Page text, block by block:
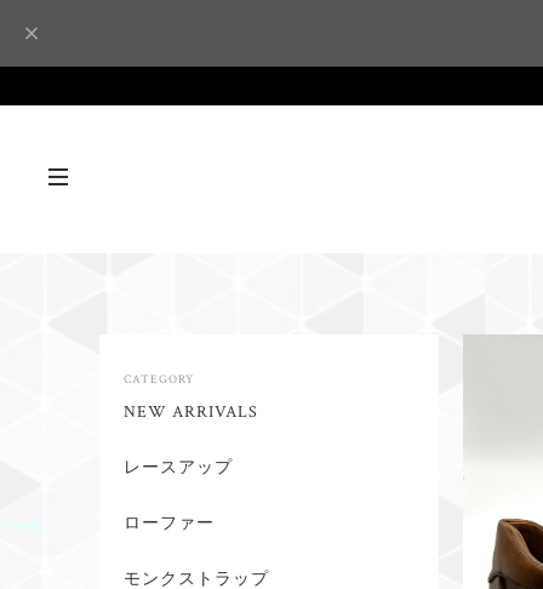
CATEGORY
NEW ARRIVALS
レースアップ
ローファー
モンクストラップ